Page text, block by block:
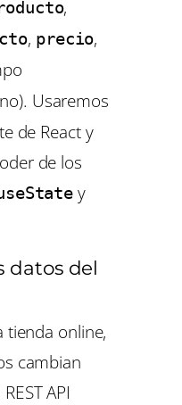
,
, precio,
Usaremos
de React y
de los
y
datos del
tienda online,
cambian
API